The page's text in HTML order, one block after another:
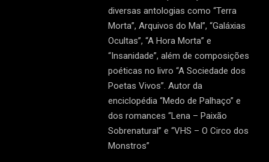
diversas antologias como “Terra
Morta”, Arquivos do Mal”, “Galáxias
Ocultas”, “A Hora Morta” e
“Insanidade”, além de composições
poéticas no livro “A Sociedade dos
Poetas Vivos”. Autor da
enciclopédia “Medo de Palhaço” e
dos romances “Lena – Paixão
Sobrenatural” e “VHS – O Circo dos
Monstros”